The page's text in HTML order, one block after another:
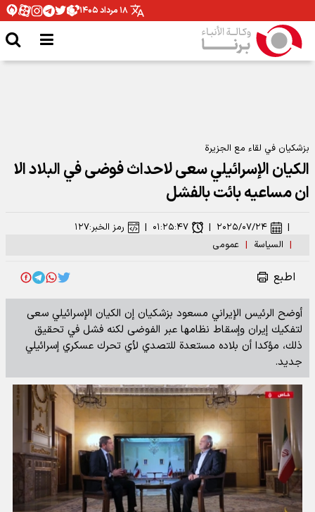
۱۸ مرداد ۱۴۰۵
بزشكيان في لقاء مع الجزيرة
الكيان الإسرائيلي سعى لاحداث فوضى في البلاد الا
ان مساعيه بائت بالفشل
| السیاسة | عمومی
| ۲۰۲۵/۰۷/۲۴ | ۰۱:۲۵:۴۷ | رمز الخبر:۱۲۷
اطبع
أوضح الرئيس الإيراني مسعود بزشكيان إن الكيان الإسرائيلي سعى
لتفكيك إيران وإسقاط نظامها عبر الفوضى لكنه فشل في تحقيق
ذلك، مؤكدا أن بلاده مستعدة للتصدي لأي تحرك عسكري إسرائيلي
جديد.